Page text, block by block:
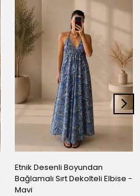
Etnik Desenli Boyundan
Bağlamalı Sırt Dekolteli Elbise -
Mavi